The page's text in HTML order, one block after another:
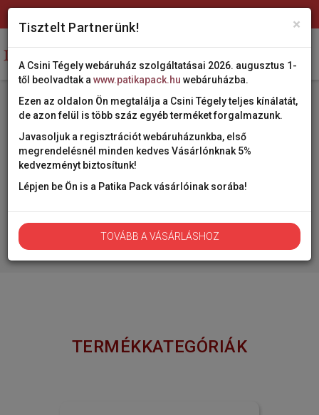
Kosár
Belépés
Gyógyszertár ellátó és
gyógyászati segédeszköz
szaküzlet
TERMÉKKATEGÓRIÁK
×
Tisztelt Partnerünk!
A Csini Tégely webáruház szolgáltatásai 2026. augusztus 1-
től beolvadtak a www.patikapack.hu webáruházba.
Ezen az oldalon Ön megtalálja a Csini Tégely teljes kínálatát,
de azon felül is több száz egyéb terméket forgalmazunk.
Javasoljuk a regisztrációt webáruházunkba, első
megrendelésnél minden kedves Vásárlónknak 5%
kedvezményt biztosítunk!
Lépjen be Ön is a Patika Pack vásárlóinak sorába!
TOVÁBB A VÁSÁRLÁSHOZ